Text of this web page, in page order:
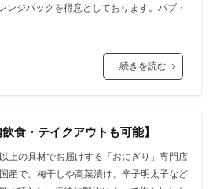
ンジパックを得意としております。パブ・
続きを読む
食・テイクアウトも可能】
上の具材でお届けする「おにぎり」専⾨店
産で、梅⼲しや⾼菜漬け、⾟⼦明太⼦など